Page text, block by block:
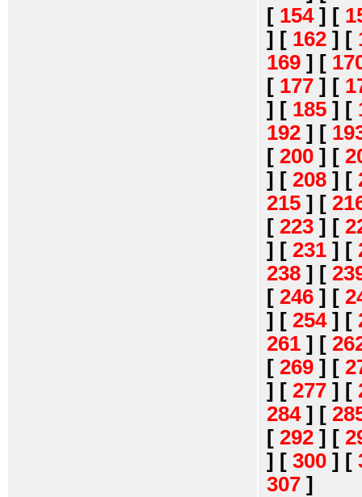
[ 154] [
] [ 162 ] [
169 ] [
[ 177 ] [
] [ 185 ] [
192 ] [
[ 200 ] [
] [ 208 ] [
215 ] [
[ 223 ] [
] [ 231 ] [
238 ] [
[ 246 ] [
] [ 254] [
261 ] [
[ 269 ] [
] [ 277 ] [
284] [
[ 292 ] [
] [ 300 ] [
307 ]